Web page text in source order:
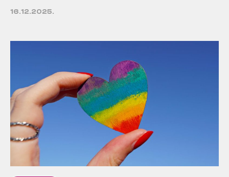
16.12.2025.